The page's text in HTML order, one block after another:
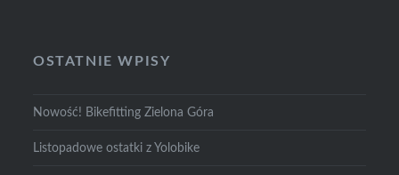
OSTATNIE WPISY
Nowość! Bikefitting Zielona Góra
Listopadowe ostatki z Yolobike